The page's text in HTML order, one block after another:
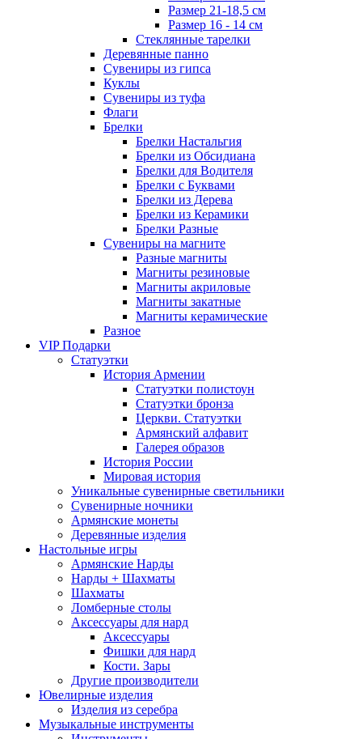
Размер 21-18,5 см
Размер 16 - 14 см
Стеклянные тарелки
Деревянные панно
Сувениры из гипса
Куклы
Сувениры из туфа
Флаги
Брелки
Брелки Настальгия
Брелки из Обсидиана
Брелки для Водителя
Брелки с Буквами
Брелки из Дерева
Брелки из Керамики
Брелки Разные
Сувениры на магните
Разные магниты
Магниты резиновые
Магниты акриловые
Магниты закатные
Магниты керамические
Разное
VIP Подарки
Статуэтки
История Армении
Статуэтки полистоун
Статуэтки бронза
Церкви. Статуэтки
Армянский алфавит
Галерея образов
История России
Мировая история
Уникальные сувенирные светильники
Сувенирные ночники
Армянские монеты
Деревянные изделия
Настольные игры
Армянские Нарды
Нарды + Шахматы
Шахматы
Ломберные столы
Аксессуары для нард
Аксессуары
Фишки для нард
Кости. Зары
Другие производители
Ювелирные изделия
Изделия из серебра
Музыкальные инструменты